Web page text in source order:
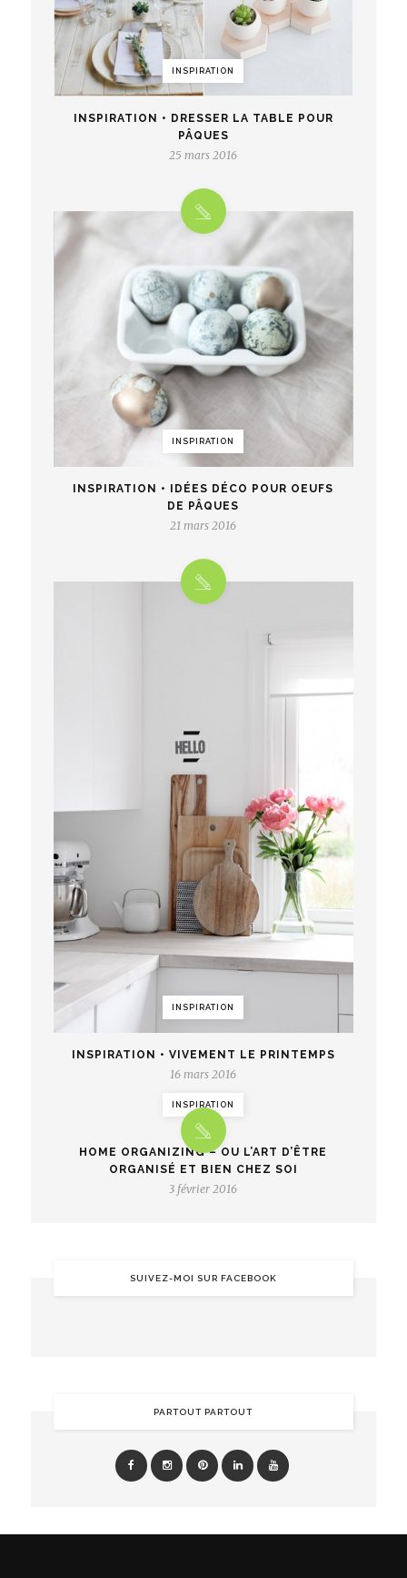
INSPIRATION
INSPIRATION • DRESSER LA TABLE POUR
PÂQUES
25 mars 2016
INSPIRATION
INSPIRATION • IDÉES DÉCO POUR OEUFS
DE PÂQUES
21 mars 2016
INSPIRATION
INSPIRATION • VIVEMENT LE PRINTEMPS
16 mars 2016
INSPIRATION
HOME ORGANIZING – OU L’ART D’ÊTRE
ORGANISÉ ET BIEN CHEZ SOI
3 février 2016
SUIVEZ-MOI SUR FACEBOOK
PARTOUT PARTOUT